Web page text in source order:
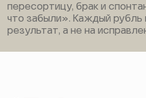
пересортицу, брак и
что забыли». Каждый рубль
результат, а не на